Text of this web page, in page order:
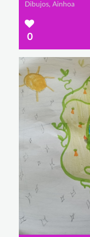
Dibujos, Ainhoa
0